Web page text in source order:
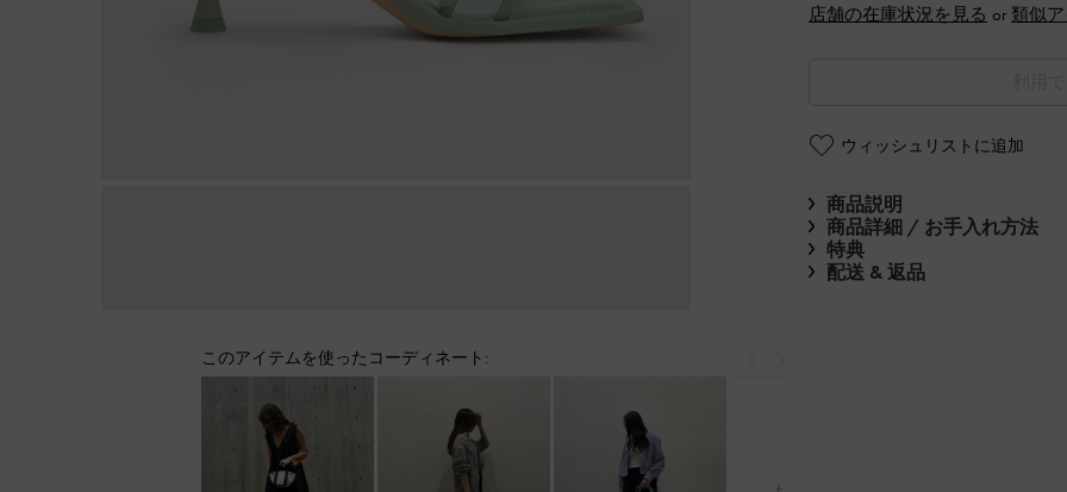
店舗の在庫状況を見る or 類似
ウィッシュリストに追加
商品説明
商品詳細 / お手入れ方法
特典
配送 & 返品
このアイテムを使ったコーディネート: